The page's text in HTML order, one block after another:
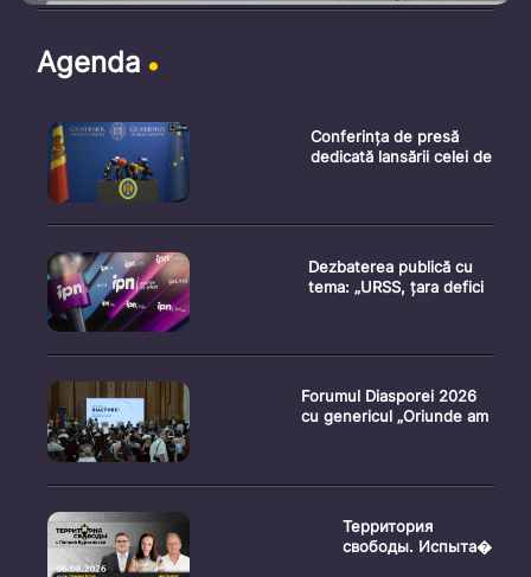
Agenda
Conferința de presă
dedicată lansării celei de
Dezbaterea publică cu
tema: „URSS, țara defici
Forumul Diasporei 2026
cu genericul „Oriunde am
Территория
свободы. Испыта�